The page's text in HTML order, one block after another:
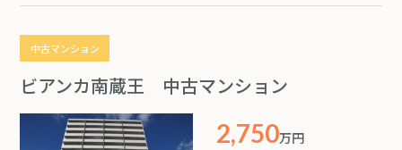
中古マンション
ビアンカ南蔵王 中古マンション
2,750万円